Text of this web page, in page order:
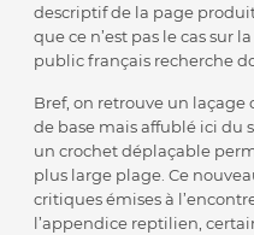
descriptif de la page
que ce n’est pas le cas sur
public français recherche
Bref, on retrouve un
de base mais affublé ici du
un crochet déplaçable
plus large plage. Ce
critiques émises à
l’appendice reptilien,